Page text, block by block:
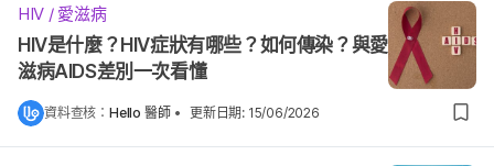
HIV / 愛滋病
HIV是什麼？HIV症狀有哪些？如何傳染？與愛
滋病AIDS差別一次看懂
資料查核： Hello 醫師 • 更新日期: 15/06/2026